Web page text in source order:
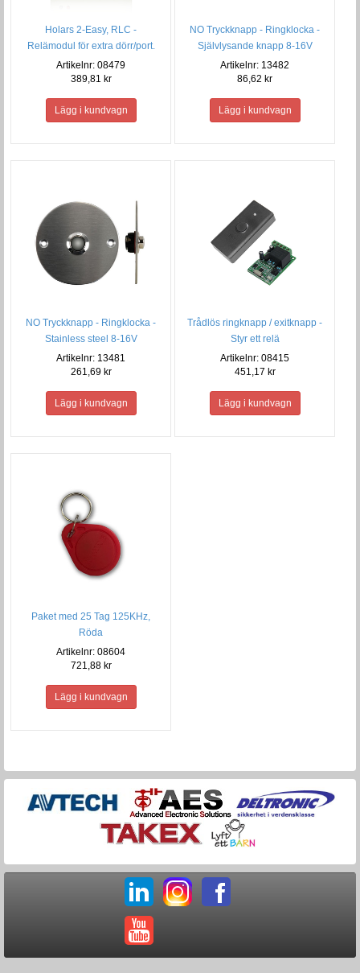
Holars 2-Easy, RLC -
Relämodul för extra dörr/port.
Artikelnr: 08479
389,81 kr
NO Tryckknapp - Ringklocka -
Självlysande knapp 8-16V
Artikelnr: 13482
86,62 kr
NO Tryckknapp - Ringklocka -
Stainless steel 8-16V
Artikelnr: 13481
261,69 kr
Trådlös ringknapp / exitknapp -
Styr ett relä
Artikelnr: 08415
451,17 kr
Paket med 25 Tag 125KHz,
Röda
Artikelnr: 08604
721,88 kr